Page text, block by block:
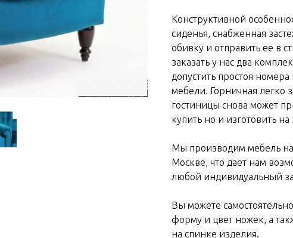
Конструктивной
сиденья, снабженная
обивку и отправить ее в
заказать у нас два
допустить простоя
мебели. Горничная легко
гостиницы снова может
купить но и изготовить на
Мы производим мебель
Москве, что дает нам
любой индивидуальный
Вы можете
форму и цвет ножек, а
на спинке изделия.